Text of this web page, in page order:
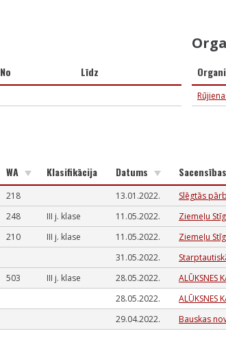
No Līdz
WA Klasifikācija Datums Sacensības
218 13.01.2022.
Slēgtās
248 III j. klase 11.05.2022.
Ziemeļu
210 III j. klase 11.05.2022.
Ziemeļu
31.05.2022.
503 III j. klase 28.05.2022.
ALŪKSNES
28.05.2022.
ALŪKSNES
29.04.2022. Bauskas